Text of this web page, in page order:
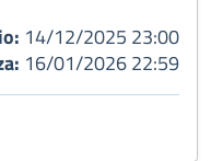
14/12/2025 23:00
16/01/2026 22:59